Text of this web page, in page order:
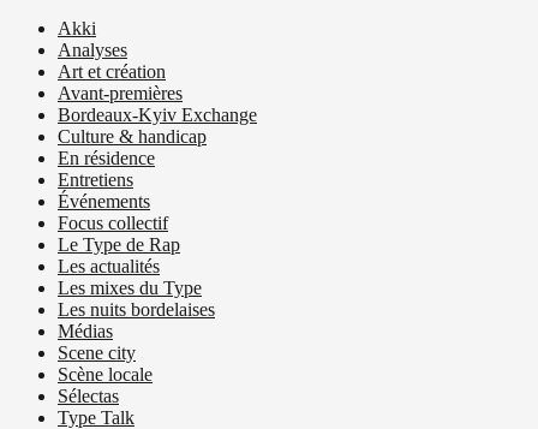
Akki
Analyses
Art et création
Avant-premières
Bordeaux-Kyiv Exchange
Culture & handicap
En résidence
Entretiens
Événements
Focus collectif
Le Type de Rap
Les actualités
Les mixes du Type
Les nuits bordelaises
Médias
Scene city
Scène locale
Sélectas
Type Talk